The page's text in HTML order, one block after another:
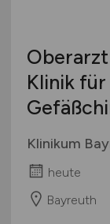
Klinik
Klinikum
heute
Bayreuth